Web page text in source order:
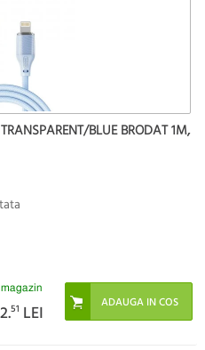
BLUE BRODAT 1M,
magazin
51 LEI